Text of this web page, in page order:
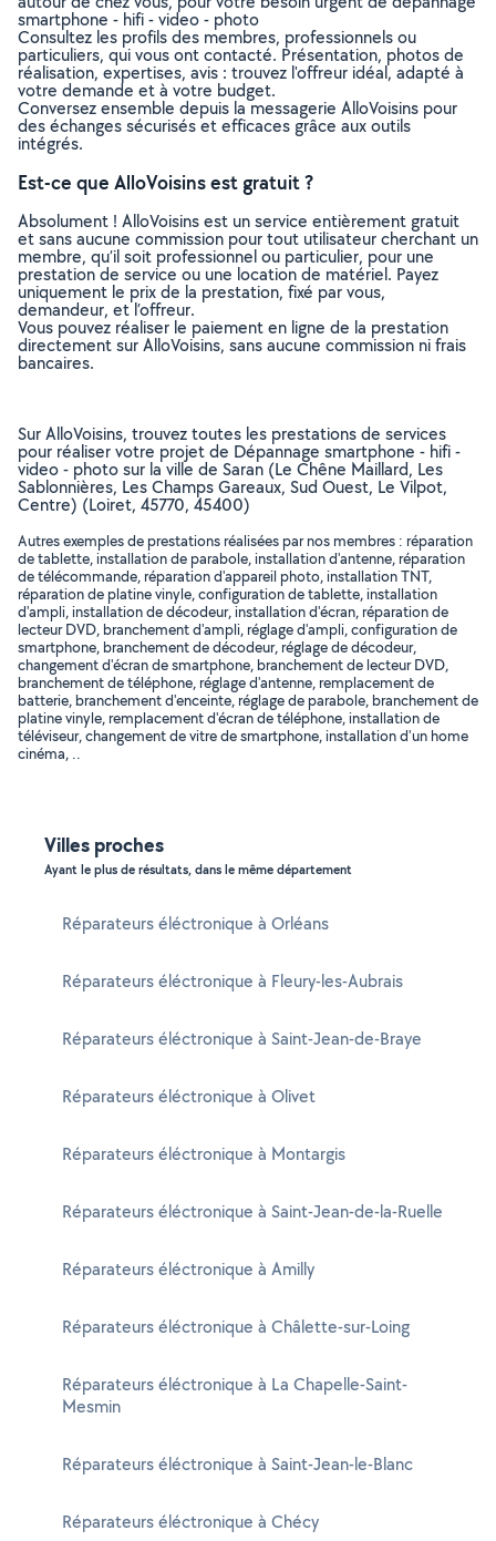
smartphone - hifi - video - photo
Consultez les profils des membres, professionnels ou
particuliers, qui vous ont contacté. Présentation, photos de
réalisation, expertises, avis : trouvez l'offreur idéal, adapté à
votre demande et à votre budget.
Conversez ensemble depuis la messagerie AlloVoisins pour
des échanges sécurisés et efficaces grâce aux outils
intégrés.
Est-ce que AlloVoisins est gratuit ?
Absolument ! AlloVoisins est un service entièrement gratuit
et sans aucune commission pour tout utilisateur cherchant un
membre, qu’il soit professionnel ou particulier, pour une
prestation de service ou une location de matériel. Payez
uniquement le prix de la prestation, fixé par vous,
demandeur, et l’offreur.
Vous pouvez réaliser le paiement en ligne de la prestation
directement sur AlloVoisins, sans aucune commission ni frais
bancaires.
Sur AlloVoisins, trouvez toutes les prestations de services
pour réaliser votre projet de Dépannage smartphone - hifi -
video - photo sur la ville de Saran (Le Chêne Maillard, Les
Sablonnières, Les Champs Gareaux, Sud Ouest, Le Vilpot,
Centre) (Loiret, 45770, 45400)
Autres exemples de prestations réalisées par nos membres : réparation
de tablette, installation de parabole, installation d'antenne, réparation
de télécommande, réparation d'appareil photo, installation TNT,
réparation de platine vinyle, configuration de tablette, installation
d'ampli, installation de décodeur, installation d'écran, réparation de
lecteur DVD, branchement d'ampli, réglage d'ampli, configuration de
smartphone, branchement de décodeur, réglage de décodeur,
changement d'écran de smartphone, branchement de lecteur DVD,
branchement de téléphone, réglage d'antenne, remplacement de
batterie, branchement d'enceinte, réglage de parabole, branchement de
platine vinyle, remplacement d'écran de téléphone, installation de
téléviseur, changement de vitre de smartphone, installation d'un home
cinéma, ..
Villes proches
Ayant le plus de résultats, dans le même département
Réparateurs éléctronique à Orléans
Réparateurs éléctronique à Fleury-les-Aubrais
Réparateurs éléctronique à Saint-Jean-de-Braye
Réparateurs éléctronique à Olivet
Réparateurs éléctronique à Montargis
Réparateurs éléctronique à Saint-Jean-de-la-Ruelle
Réparateurs éléctronique à Amilly
Réparateurs éléctronique à Châlette-sur-Loing
Réparateurs éléctronique à La Chapelle-Saint-
Mesmin
Réparateurs éléctronique à Saint-Jean-le-Blanc
Réparateurs éléctronique à Chécy